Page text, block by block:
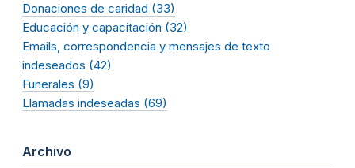
Donaciones de caridad (33)
Educación y capacitación (32)
Emails, correspondencia y mensajes de texto
indeseados (42)
Funerales (9)
Llamadas indeseadas (69)
Archivo